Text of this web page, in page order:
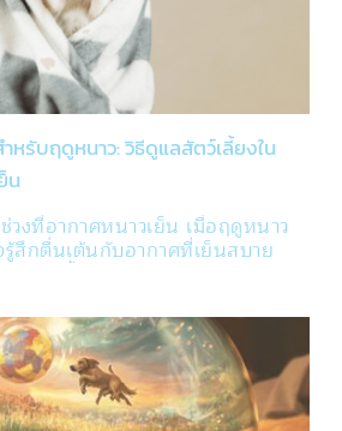
หรับฤดูหนาว: วิธีดูแลสัตว์เลี้ยงใน
น
วงที่อากาศหนาวเย็น เมื่อฤดูหนาว
สึกตื่นเต้นกับอากาศที่เย็นสบาย
ลกระทบต่อสุขภาพและความเป็น
ความนี้เราจะพูดถึงวิธีการดูแล
นาวให้ปลอดภัยและสุขภาพดี